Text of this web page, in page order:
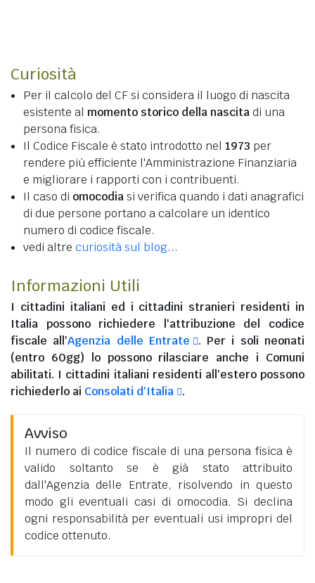
Curiosità
Per il calcolo del CF si considera il luogo di nascita
esistente al momento storico della nascitadi una
persona fisica.
Il Codice Fiscale è stato introdotto nel 1973 per
rendere più efficiente l'Amministrazione Finanziaria
e migliorare i rapporti con i contribuenti.
Il caso di omocodiasi verifica quando i dati anagrafici
di due persone portano a calcolare un identico
numero di codice fiscale.
vedi altre curiosità sul blog...
Informazioni Utili
I cittadini italiani ed i cittadini stranieri residenti in
Italia possono richiedere l'attribuzione del codice
fiscale all'Agenzia delle Entrate
. Per i soli neonati
(entro 60gg) lo possono rilasciare anche i Comuni
abilitati. I cittadini italiani residenti all'esteropossono
richiederlo ai Consolati d'Italia .
Avviso
Il numero di codice fiscale di una persona fisica è
valido soltanto se è già stato attribuito
dall'Agenzia delle Entrate, risolvendo in questo
modo gli eventuali casi di omocodia. Si declina
ogni responsabilità per eventuali usi impropri del
codice ottenuto.